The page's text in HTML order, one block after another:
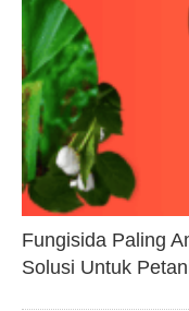
Fungisida Paling
Solusi Untuk